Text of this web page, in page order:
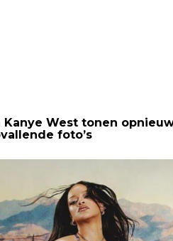
Kanye West tonen
foto’s